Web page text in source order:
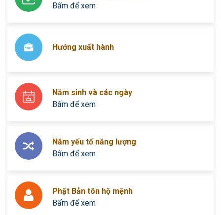
Bấm để xem
Hướng xuất hành
Năm sinh và các ngày
Bấm để xem
Năm yếu tố năng lượng
Bấm để xem
Phật Bản tôn hộ mệnh
Bấm để xem